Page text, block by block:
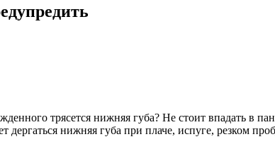
трясется нижняя губа? Не стоит впадать в
нижняя губа при плаче, испуге, резком